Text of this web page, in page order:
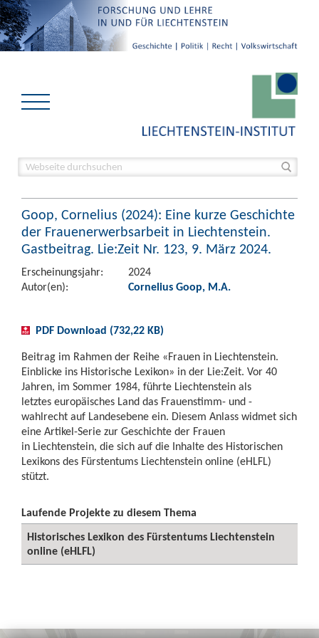
Goop, Cornelius (2024): Eine kurze Geschichte
der Frauenerwerbsarbeit in Liechtenstein.
Gastbeitrag. Lie:Zeit Nr. 123, 9. März 2024.
Erscheinungsjahr:
2024
Autor(en):
Cornelius Goop, M.A.
PDF Download (732,22 KB)
Beitrag im Rahmen der Reihe «Frauen in Liechtenstein.
Einblicke ins Historische Lexikon» in der Lie:Zeit. Vor 40
Jahren, im Sommer 1984, führte Liechtenstein als
letztes europäisches Land das Frauenstimm- und -
wahlrecht auf Landesebene ein. Diesem Anlass widmet sich
eine Artikel-Serie zur Geschichte der Frauen
in Liechtenstein, die sich auf die Inhalte des Historischen
Lexikons des Fürstentums Liechtenstein online (eHLFL)
stützt.
Laufende Projekte zu diesem Thema
Historisches Lexikon des Fürstentums Liechtenstein
online (eHLFL)